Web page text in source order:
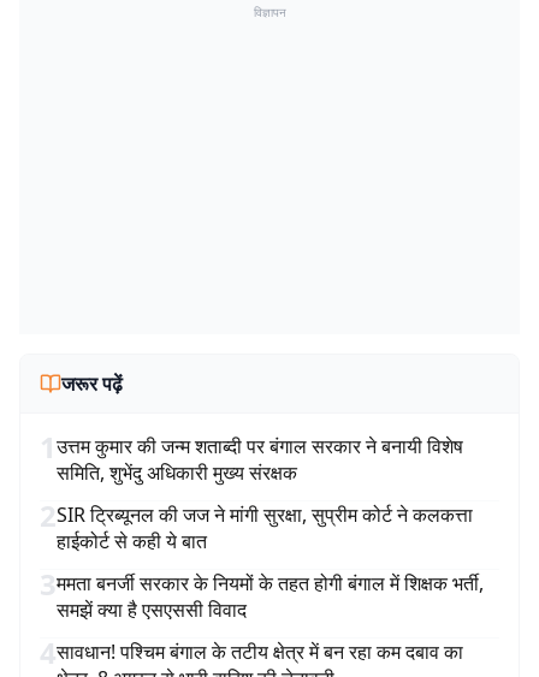
विज्ञापन
जरूर पढ़ें
1उत्तम कुमार की जन्म शताब्दी पर बंगाल सरकार ने बनायी विशेष
समिति, शुभेंदु अधिकारी मुख्य संरक्षक
2SIR ट्रिब्यूनल की जज ने मांगी सुरक्षा, सुप्रीम कोर्ट ने कलकत्ता
हाईकोर्ट से कही ये बात
3ममता बनर्जी सरकार के नियमों के तहत होगी बंगाल में शिक्षक भर्ती,
समझें क्या है एसएससी विवाद
4सावधान! पश्चिम बंगाल के तटीय क्षेत्र में बन रहा कम दबाव का